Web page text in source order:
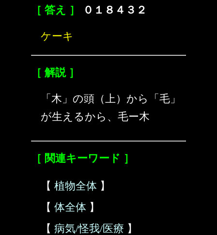
［ 答え ］ ０１８４３２
ケーキ
［ 解説 ］
「木」の頭（上）から「毛」
が生えるから、毛ー木
［ 関連キーワード ］
【 植物全体 】
【 体全体 】
【 病気/怪我/医療 】